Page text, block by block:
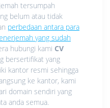
tersumpah
belum atau tidak
perbedaan antara para
yang sudah
hubungi kami CV
bersertifikat yang
kantor resmi sehingga
ke kantor, kami
domain sendiri yang
anda semua.